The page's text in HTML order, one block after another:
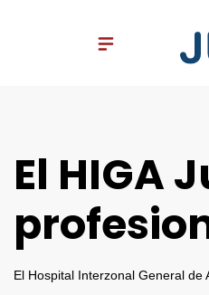
El HIGA
El Hospital Interzonal General de